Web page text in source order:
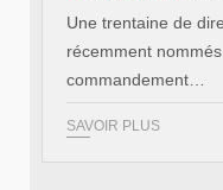
Une trentaine de
récemment
commandement…
SAVOIR PLUS